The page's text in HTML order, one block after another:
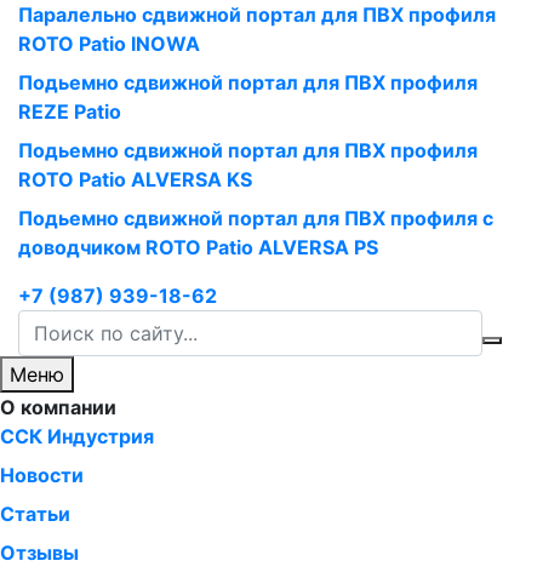
Паралельно сдвижной портал для ПВХ профиля
ROTO Patio INOWA
Подьемно сдвижной портал для ПВХ профиля
REZE Patio
Подьемно сдвижной портал для ПВХ профиля
ROTO Patio ALVERSA KS
Подьемно сдвижной портал для ПВХ профиля с
доводчиком ROTO Patio ALVERSA PS
+7 (987) 939-18-62
Меню
О компании
ССК Индустрия
Новости
Статьи
Отзывы